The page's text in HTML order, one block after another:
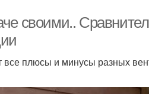
своими..
все плюсы и минусы разных